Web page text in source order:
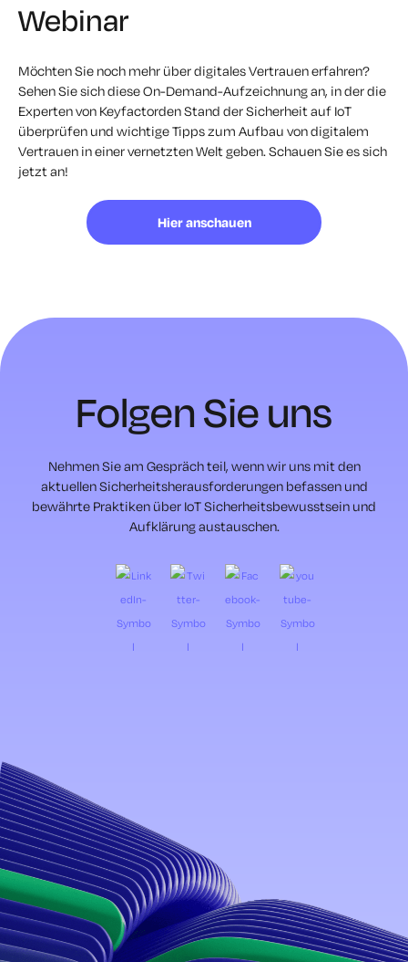
Webinar
Möchten Sie noch mehr über digitales Vertrauen erfahren?
Sehen Sie sich diese On-Demand-Aufzeichnung an, in der die
Experten von Keyfactorden Stand der Sicherheit auf IoT
überprüfen und wichtige Tipps zum Aufbau von digitalem
Vertrauen in einer vernetzten Welt geben. Schauen Sie es sich
jetzt an!
Hier anschauen
Folgen Sie uns
Nehmen Sie am Gespräch teil, wenn wir uns mit den
aktuellen Sicherheitsherausforderungen befassen und
bewährte Praktiken über IoT Sicherheitsbewusstsein und
Aufklärung austauschen.